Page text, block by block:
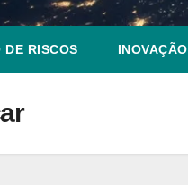
DE RISCOS INOVAÇÃO